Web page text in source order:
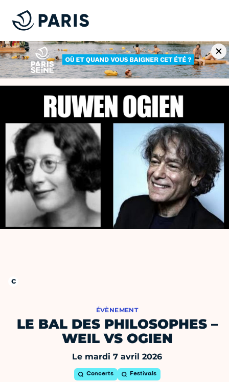
ÉVÈNEMENT
LE BAL DES PHILOSOPHES –
WEIL VS OGIEN
Le mardi 7 avril 2026
Concerts Festivals